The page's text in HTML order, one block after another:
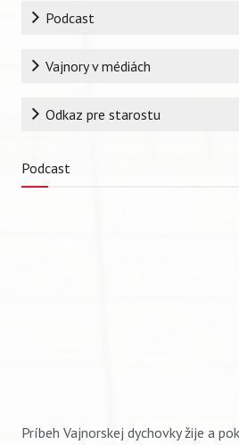
Podcast
Vajnory v médiách
Odkaz pre starostu
Podcast
Príbeh Vajnorskej dychovky žije a